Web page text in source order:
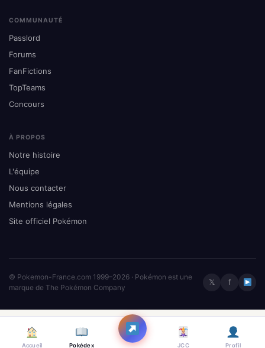
Accueil Pokédex JCC Profil
COMMUNAUTÉ
Passlord
Forums
FanFictions
TopTeams
Concours
À PROPOS
Notre histoire
L'équipe
Nous contacter
Mentions légales
Site officiel Pokémon
© Pokemon-France.com 1999–2026 · Pokémon est une
marque de The Pokémon Company
𝕏 f